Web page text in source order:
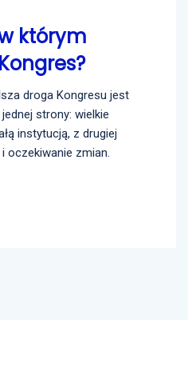
którym
droga Kongresu jest
strony: wielkie
instytucją, z drugiej
oczekiwanie zmian.